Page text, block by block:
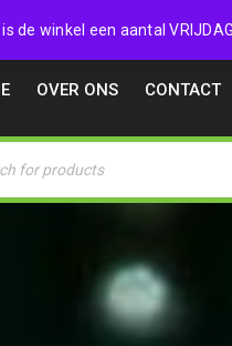
de winkel een aantal
4532357
OVER ONS CONTACT